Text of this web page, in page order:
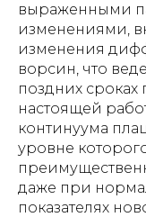
выраженными
изменениями,
изменения
ворсин, что
поздних
настоящей
континуума
уровне
даже при
показателях